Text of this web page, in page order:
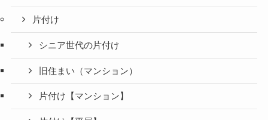
片付け
シニア世代の片付け
旧住まい（マンション）
片付け【マンション】